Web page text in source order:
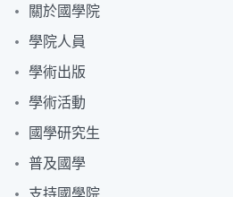
關於國學院
學院人員
學術出版
學術活動
國學研究生
普及國學